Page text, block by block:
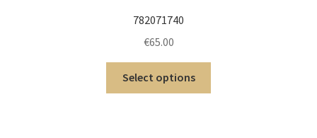
782071740
€65.00
Select options